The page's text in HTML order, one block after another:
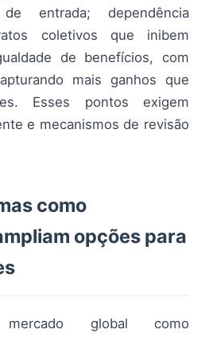
entrada; dependência
coletivos que inibem
de benefícios, com
mais ganhos que
Esses pontos exigem
e mecanismos de revisão
como
opções para
global como